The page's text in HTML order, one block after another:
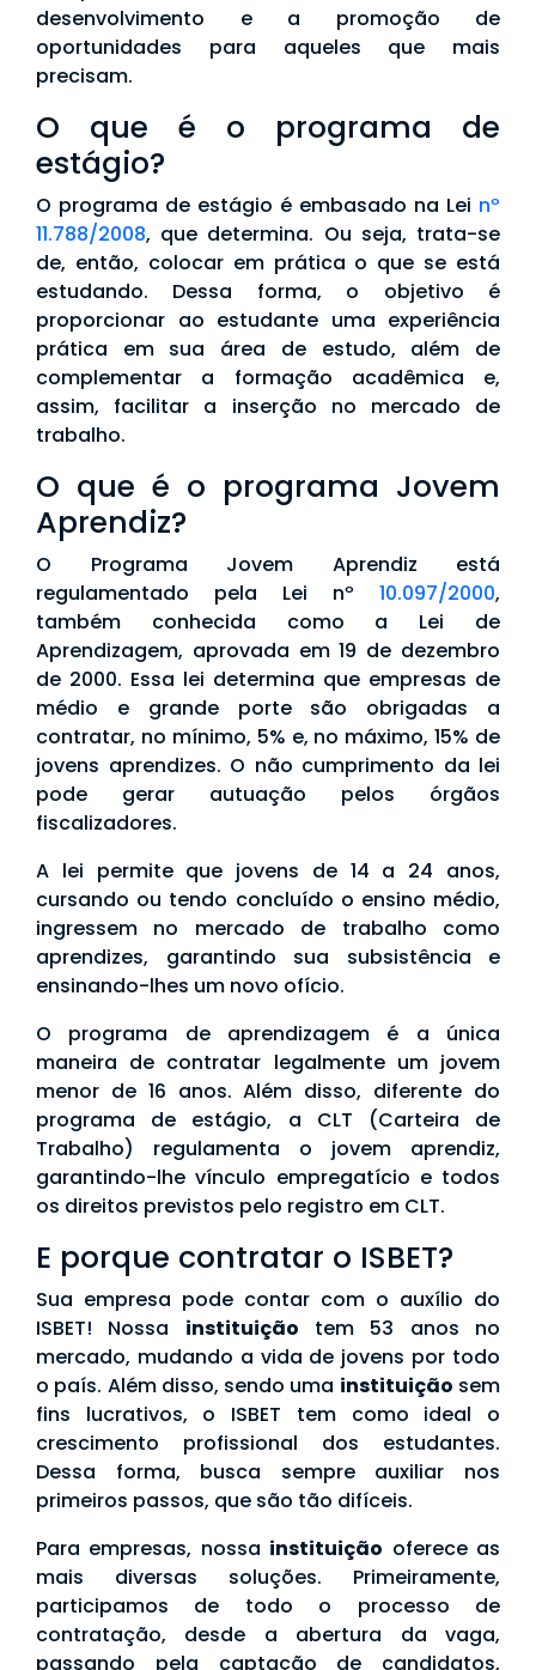
desenvolvimento e a promoção de
oportunidades para aqueles que mais
precisam.
O que é o programa de
estágio?
O programa de estágio é embasado na Lei nº
11.788/2008, que determina. Ou seja, trata-se
de, então, colocar em prática o que se está
estudando. Dessa forma, o objetivo é
proporcionar ao estudante uma experiência
prática em sua área de estudo, além de
complementar a formação acadêmica e,
assim, facilitar a inserção no mercado de
trabalho.
O que é o programa Jovem
Aprendiz?
O Programa Jovem Aprendiz está
regulamentado pela Lei nº 10.097/2000,
também conhecida como a Lei de
Aprendizagem, aprovada em 19 de dezembro
de 2000. Essa lei determina que empresas de
médio e grande porte são obrigadas a
contratar, no mínimo, 5% e, no máximo, 15% de
jovens aprendizes. O não cumprimento da lei
pode gerar autuação pelos órgãos
fiscalizadores.
A lei permite que jovens de 14 a 24 anos,
cursando ou tendo concluído o ensino médio,
ingressem no mercado de trabalho como
aprendizes, garantindo sua subsistência e
ensinando-lhes um novo ofício.
O programa de aprendizagem é a única
maneira de contratar legalmente um jovem
menor de 16 anos. Além disso, diferente do
programa de estágio, a CLT (Carteira de
Trabalho) regulamenta o jovem aprendiz,
garantindo-lhe vínculo empregatício e todos
os direitos previstos pelo registro em CLT.
E porque contratar o ISBET?
Sua empresa pode contar com o auxílio do
ISBET! Nossa instituição tem 53 anos no
mercado, mudando a vida de jovens por todo
o país. Além disso, sendo uma instituição sem
fins lucrativos, o ISBET tem como ideal o
crescimento profissional dos estudantes.
Dessa forma, busca sempre auxiliar nos
primeiros passos, que são tão difíceis.
Para empresas, nossa instituição oferece as
mais diversas soluções. Primeiramente,
participamos de todo o processo de
contratação, desde a abertura da vaga,
passando pela captação de candidatos,